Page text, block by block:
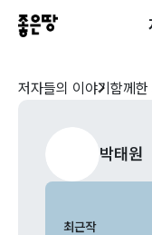
저자들의 이야기 함께한
박태원
최근작